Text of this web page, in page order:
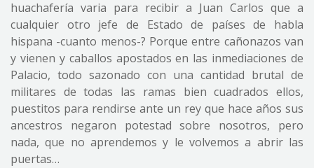
huachafería varia para recibir a Juan Carlos que a
cualquier otro jefe de Estado de países de habla
hispana -cuanto menos-? Porque entre cañonazos van
y vienen y caballos apostados en las inmediaciones de
Palacio, todo sazonado con una cantidad brutal de
militares de todas las ramas bien cuadrados ellos,
puestitos para rendirse ante un rey que hace años sus
ancestros negaron potestad sobre nosotros, pero
nada, que no aprendemos y le volvemos a abrir las
puertas…